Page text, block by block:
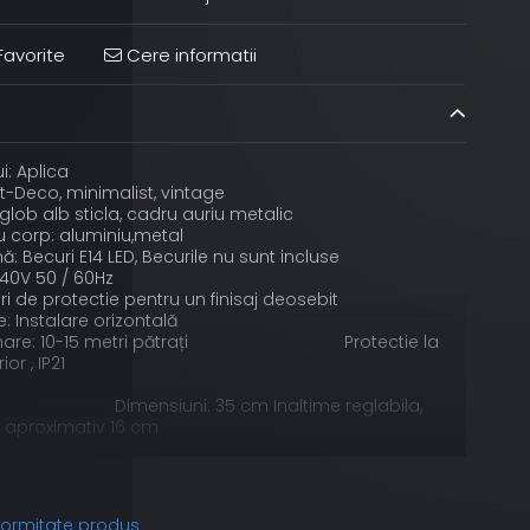
Cere informatii
Aplica
Deco, minimalist, vintage
alb sticla, cadru auriu metalic
corp: aluminiu,metal
Becuri E14 LED, Becurile nu sunt incluse
50 / 60Hz
de protectie pentru un finisaj deosebit
Instalare orizontală
10-15 metri pătrați Protectie la
, IP21
Dimensiuni: 35 cm Inaltime reglabila,
16 cm
produs